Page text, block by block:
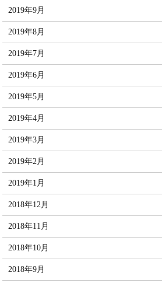
2019年9月
2019年8月
2019年7月
2019年6月
2019年5月
2019年4月
2019年3月
2019年2月
2019年1月
2018年12月
2018年11月
2018年10月
2018年9月